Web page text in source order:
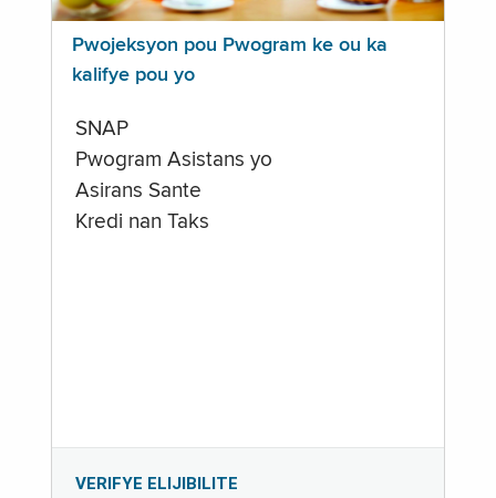
Pwojeksyon pou Pwogram ke ou ka
kalifye pou yo
SNAP
Pwogram Asistans yo
Asirans Sante
Kredi nan Taks
VERIFYE ELIJIBILITE